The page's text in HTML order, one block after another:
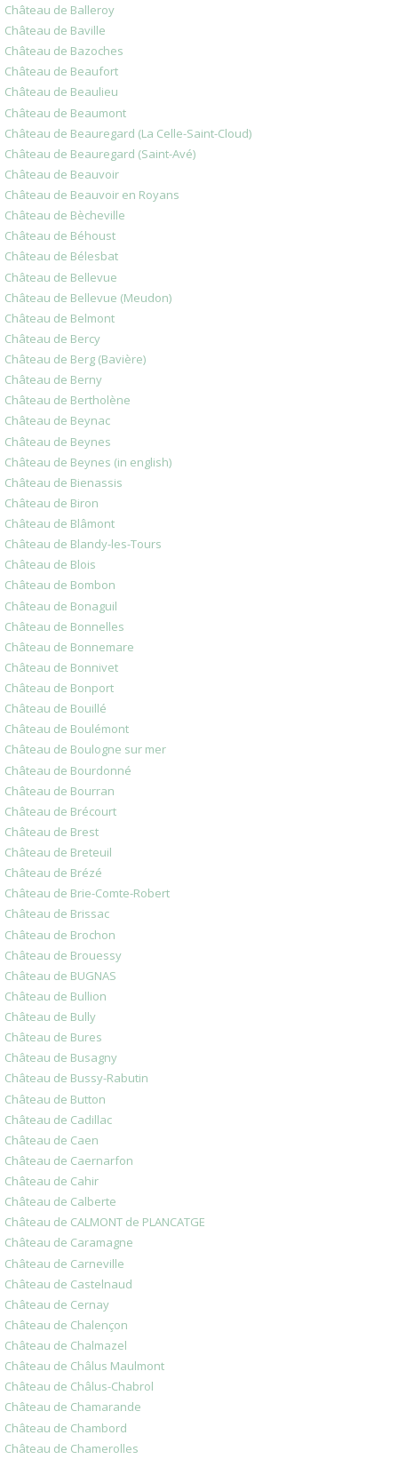
Château de Balleroy
Château de Baville
Château de Bazoches
Château de Beaufort
Château de Beaulieu
Château de Beaumont
Château de Beauregard (La Celle-Saint-Cloud)
Château de Beauregard (Saint-Avé)
Château de Beauvoir
Château de Beauvoir en Royans
Château de Bècheville
Château de Béhoust
Château de Bélesbat
Château de Bellevue
Château de Bellevue (Meudon)
Château de Belmont
Château de Bercy
Château de Berg (Bavière)
Château de Berny
Château de Bertholène
Château de Beynac
Château de Beynes
Château de Beynes (in english)
Château de Bienassis
Château de Biron
Château de Blâmont
Château de Blandy-les-Tours
Château de Blois
Château de Bombon
Château de Bonaguil
Château de Bonnelles
Château de Bonnemare
Château de Bonnivet
Château de Bonport
Château de Bouillé
Château de Boulémont
Château de Boulogne sur mer
Château de Bourdonné
Château de Bourran
Château de Brécourt
Château de Brest
Château de Breteuil
Château de Brézé
Château de Brie-Comte-Robert
Château de Brissac
Château de Brochon
Château de Brouessy
Château de BUGNAS
Château de Bullion
Château de Bully
Château de Bures
Château de Busagny
Château de Bussy-Rabutin
Château de Button
Château de Cadillac
Château de Caen
Château de Caernarfon
Château de Cahir
Château de Calberte
Château de CALMONT de PLANCATGE
Château de Caramagne
Château de Carneville
Château de Castelnaud
Château de Cernay
Château de Chalençon
Château de Chalmazel
Château de Châlus Maulmont
Château de Châlus-Chabrol
Château de Chamarande
Château de Chambord
Château de Chamerolles